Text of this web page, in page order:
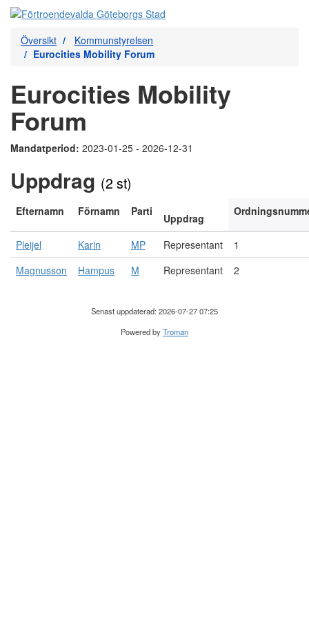
Översikt
Kommunstyrelsen
Eurocities Mobility Forum
Eurocities Mobility
Forum
Mandatperiod: 2023-01-25 - 2026-12-31
Uppdrag (2 st)
Efternamn Förnamn Parti
Uppdrag
Pleijel Karin MP Representant
1
Magnusson
Hampus M Representant 2
Senast uppdaterad: 2026-07-27 07:25
Powered byTroman